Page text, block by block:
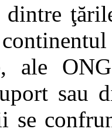
ale
sau
se